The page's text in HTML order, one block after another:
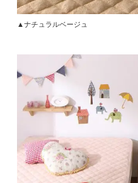
▲ナチュラルベージュ